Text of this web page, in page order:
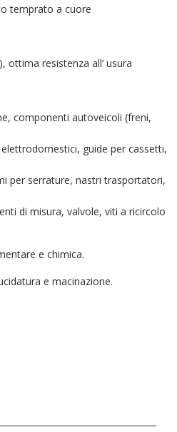
temprato a cuore
ottima resistenza all’ usura
componenti autoveicoli (freni,
guide per cassetti,
per serrature, nastri trasportatori,
di misura, valvole, viti a ricircolo
e chimica.
e macinazione.